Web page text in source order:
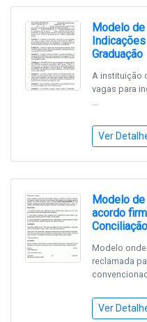
Modelo de
Graduação
A instituição
vagas para
...
Ver
Modelo de
acordo
Modelo
reclamada
Ver